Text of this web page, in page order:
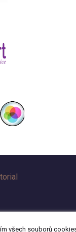
všech souborů